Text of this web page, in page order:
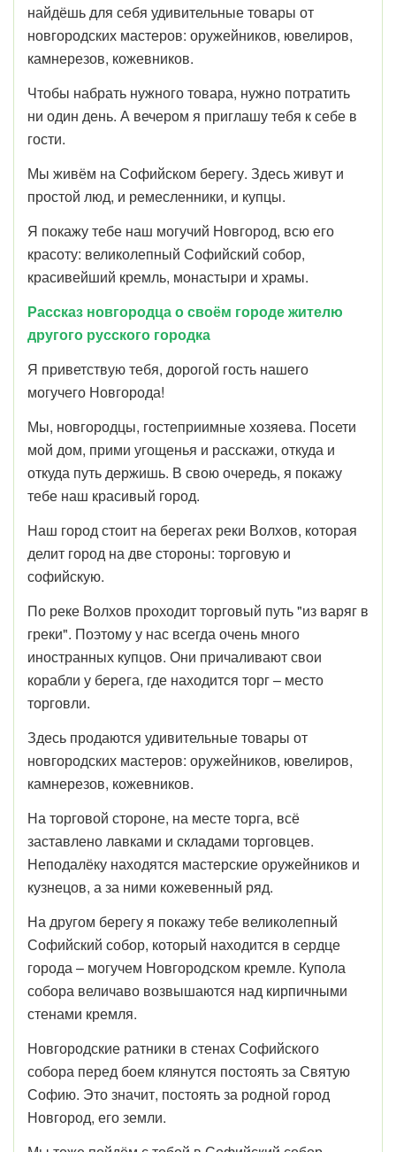
найдёшь для себя удивительные товары от
новгородских мастеров: оружейников, ювелиров,
камнерезов, кожевников.
Чтобы набрать нужного товара, нужно потратить
ни один день. А вечером я приглашу тебя к себе в
гости.
Мы живём на Софийском берегу. Здесь живут и
простой люд, и ремесленники, и купцы.
Я покажу тебе наш могучий Новгород, всю его
красоту: великолепный Софийский собор,
красивейший кремль, монастыри и храмы.
Рассказ новгородца о своём городе жителю
другого русского городка
Я приветствую тебя, дорогой гость нашего
могучего Новгорода!
Мы, новгородцы, гостеприимные хозяева. Посети
мой дом, прими угощенья и расскажи, откуда и
откуда путь держишь. В свою очередь, я покажу
тебе наш красивый город.
Наш город стоит на берегах реки Волхов, которая
делит город на две стороны: торговую и
софийскую.
По реке Волхов проходит торговый путь "из варяг в
греки". Поэтому у нас всегда очень много
иностранных купцов. Они причаливают свои
корабли у берега, где находится торг – место
торговли.
Здесь продаются удивительные товары от
новгородских мастеров: оружейников, ювелиров,
камнерезов, кожевников.
На торговой стороне, на месте торга, всё
заставлено лавками и складами торговцев.
Неподалёку находятся мастерские оружейников и
кузнецов, а за ними кожевенный ряд.
На другом берегу я покажу тебе великолепный
Софийский собор, который находится в сердце
города – могучем Новгородском кремле. Купола
собора величаво возвышаются над кирпичными
стенами кремля.
Новгородские ратники в стенах Софийского
собора перед боем клянутся постоять за Святую
Софию. Это значит, постоять за родной город
Новгород, его земли.